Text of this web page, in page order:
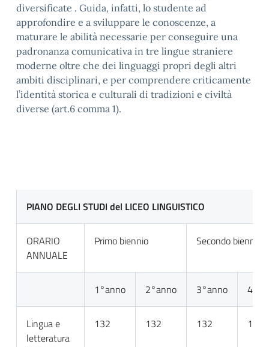
diversificate . Guida, infatti, lo studente ad
approfondire e a sviluppare le conoscenze, a
maturare le abilità necessarie per conseguire una
padronanza comunicativa in tre lingue straniere
moderne oltre che dei linguaggi propri degli altri
ambiti disciplinari, e per comprendere criticamente
l’identità storica e culturali di tradizioni e civiltà
diverse (art.6 comma 1).
PIANO DEGLI STUDI del LICEO LINGUISTICO
ORARIO
ANNUALE
Primo biennio Secondo biennio
1°anno 2°anno 3°anno
Lingua e
letteratura
132 132 132 132